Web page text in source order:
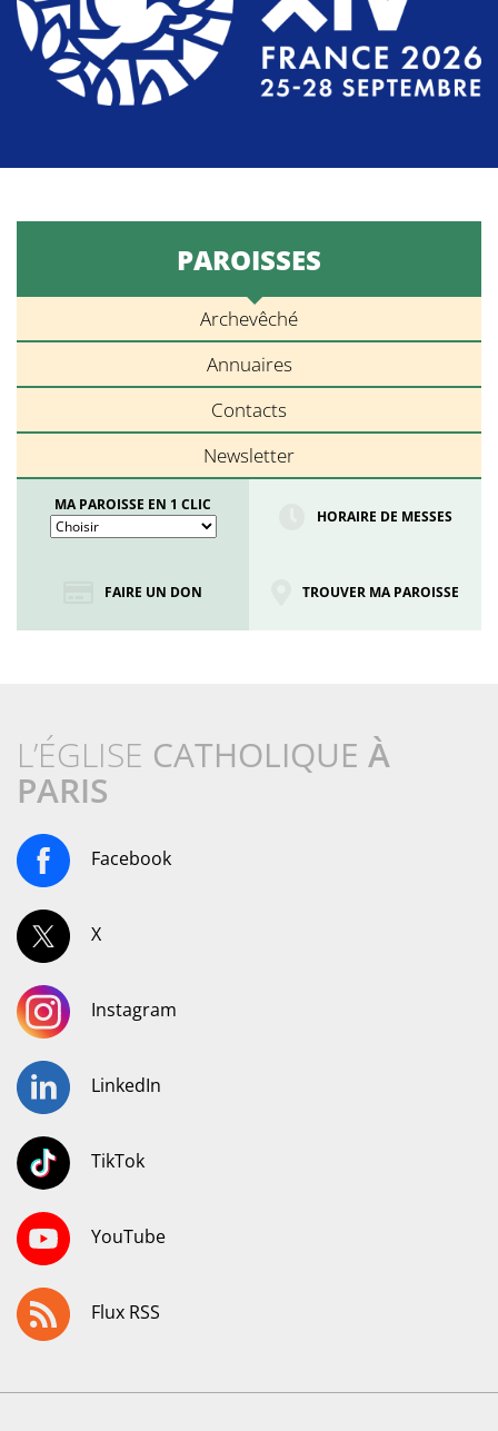
PAROISSES
Archevêché
Annuaires
Contacts
Newsletter
MA PAROISSE EN 1 CLIC
HORAIRE DE MESSES
FAIRE UN DON TROUVER MA PAROISSE
L’ÉGLISE CATHOLIQUE À
PARIS
Facebook
X
Instagram
LinkedIn
TikTok
YouTube
Flux RSS